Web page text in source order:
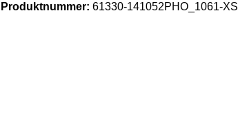
Produktnummer: 61330-141052PHO_1061-XS